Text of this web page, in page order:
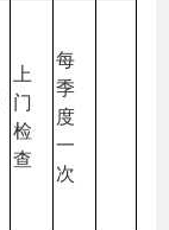
上
门
检
查
每
季
度
一
次